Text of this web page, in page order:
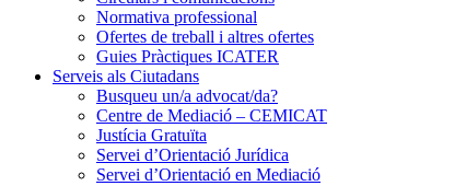
Normativa professional
Ofertes de treball i altres ofertes
Guies Pràctiques ICATER
Serveis als Ciutadans
Busqueu un/a advocat/da?
Centre de Mediació – CEMICAT
Justícia Gratuïta
Servei d’Orientació Jurídica
Servei d’Orientació en Mediació